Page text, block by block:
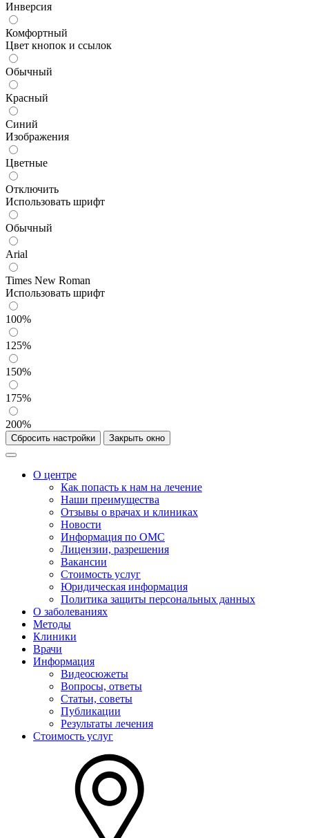
Инверсия
Комфортный
Цвет кнопок и ссылок
Обычный
Красный
Синий
Изображения
Цветные
Отключить
Использовать шрифт
Обычный
Arial
Times New Roman
Использовать шрифт
100%
125%
150%
175%
200%
Сбросить настройки Закрыть окно
О центре
Как попасть к нам на лечение
Наши преимущества
Отзывы о врачах и клиниках
Новости
Информация по ОМС
Лицензии, разрешения
Вакансии
Стоимость услуг
Юридическая информация
Политика защиты персональных данных
О заболеваниях
Методы
Клиники
Врачи
Информация
Видеосюжеты
Вопросы, ответы
Статьи, советы
Публикации
Результаты лечения
Стоимость услуг